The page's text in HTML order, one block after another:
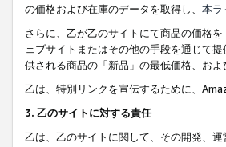
の価格および在庫のデータを取得し、 本ラ
さらに、乙が乙のサイトにて商品の価格
ェブサイトまたはその他の手段を通じて
供される商品の「新品」の最低価格、お
乙は、特別リンクを宣伝するために、
3. 乙のサイトに対する責任
乙は、乙のサイトに関して、その開発、